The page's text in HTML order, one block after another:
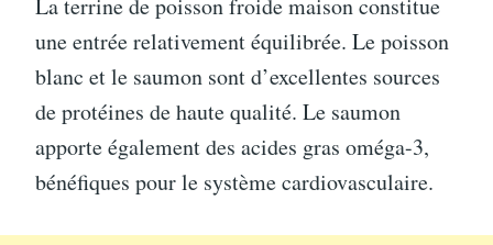
La terrine de poisson froide maison constitue
une entrée relativement équilibrée. Le poisson
blanc et le saumon sont d’excellentes sources
de protéines de haute qualité. Le saumon
apporte également des acides gras oméga-3,
bénéfiques pour le système cardiovasculaire.